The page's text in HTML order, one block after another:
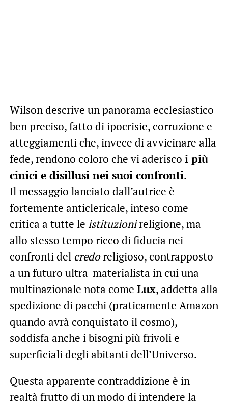
Wilson descrive un panorama ecclesiastico
ben preciso, fatto di ipocrisie, corruzione e
atteggiamenti che, invece di avvicinare alla
fede, rendono coloro che vi aderisco i più
cinici e disillusi nei suoi confronti.
Il messaggio lanciato dall’autrice è
fortemente anticlericale, inteso come
critica a tutte le istituzionireligione, ma
allo stesso tempo ricco di fiducia nei
confronti del credoreligioso, contrapposto
a un futuro ultra-materialista in cui una
multinazionale nota come Lux, addetta alla
spedizione di pacchi (praticamente Amazon
quando avrà conquistato il cosmo),
soddisfa anche i bisogni più frivoli e
superficiali degli abitanti dell’Universo.
Questa apparente contraddizione è in
realtà frutto di un modo di intendere la